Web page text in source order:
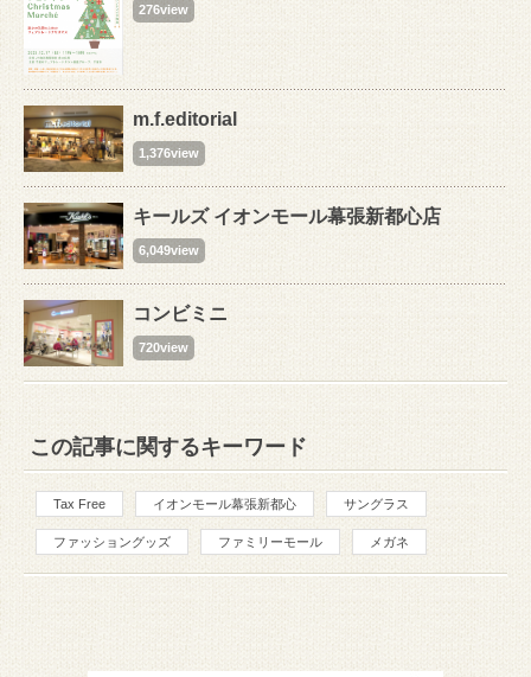
276view
m.f.editorial
1,376view
キールズ イオンモール幕張新都心店
6,049view
コンビミニ
720view
この記事に関するキーワード
Tax Free イオンモール幕張新都心 サングラス
ファッショングッズ ファミリーモール メガネ